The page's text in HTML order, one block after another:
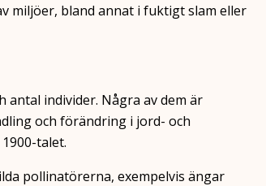
miljöer, bland annat i fuktigt slam eller
individer. Några av dem är
och förändring i jord- och
talet.
pollinatörerna, exempelvis ängar